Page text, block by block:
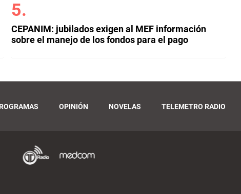
CEPANIM: jubilados exigen al MEF información
sobre el manejo de los fondos para el pago
OPINIÓN NOVELAS TELEMETRO RADIO